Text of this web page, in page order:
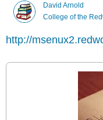
David Arnold
College of the
http://